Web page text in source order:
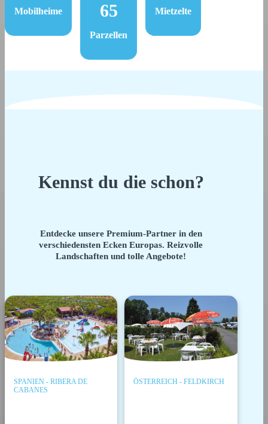
Mobilheime 65
Parzellen
Mietzelte
Kennst du die schon?
Entdecke unsere Premium-Partner in den
verschiedensten Ecken Europas. Reizvolle
Landschaften und tolle Angebote!
SPANIEN - RIBERA DE
CABANES
ÖSTERREICH - FELDKIRCH